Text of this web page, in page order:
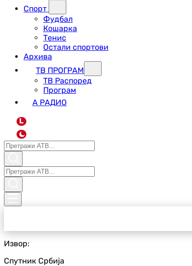
Спорт
Фудбал
Кошарка
Тенис
Остали спортови
Архива
ТВ ПРОГРАМ
ТВ Распоред
Програм
А РАДИО
L
Извор:
Спутник Србија